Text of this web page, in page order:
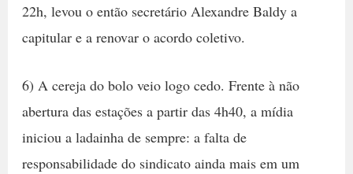
22h, levou o então secretário Alexandre Baldy a
capitular e a renovar o acordo coletivo.
6) A cereja do bolo veio logo cedo. Frente à não
abertura das estações a partir das 4h40, a mídia
iniciou a ladainha de sempre: a falta de
responsabilidade do sindicato ainda mais em um